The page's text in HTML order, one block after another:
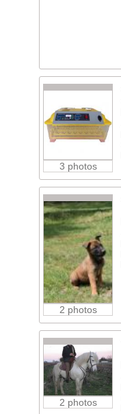
3 photos
2 photos
2 photos